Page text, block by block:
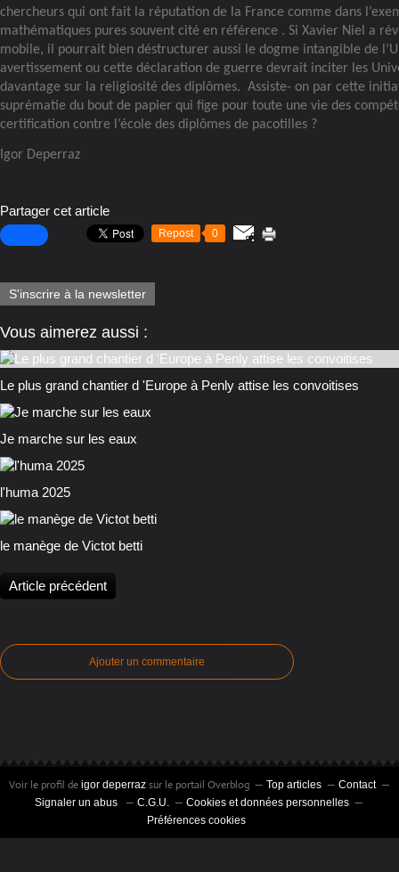
chercheurs qui ont fait la réputation de la France comme dans
mathématiques pures souvent cité en référence . Si Xavier Niel a
mobile, il pourrait bien déstructurer aussi le dogme intangible de
avertissement ou cette déclaration de guerre devrait inciter les
davantage sur la religiosité des diplômes. Assiste- on par cette
suprématie du bout de papier qui fige pour toute une vie des
certification contre l’école des diplômes de pacotilles ?
Igor Deperraz
Partager cet article
Repost 0
S'inscrire à la newsletter
Vous aimerez aussi :
Le plus grand chantier d 'Europe à Penly attise les convoitises
Je marche sur les eaux
l'huma 2025
le manège de Victot betti
Article précédent
Ajouter un commentaire
Voir le profil de igor deperraz sur le portail Overblog Top articles
Contact
Signaler un abus
C.G.U.
Cookies et données personnelles
Préférences cookies